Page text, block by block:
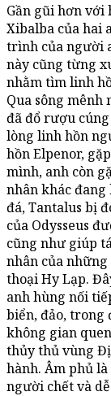
Gần gũi hơn
Xibalba của hai
trình của người
này cũng từng
nhằm tìm linh
Qua sông mênh
đã đổ rượu
lòng linh hồn
hồn Elpenor,
mình, anh còn
nhân khác
đá, Tantalus bị
của Odysseus
cũng như giúp
nhân của
thoại Hy Lạp.
anh hùng nối
biển, đảo, trong
không gian
thủy thủ vùng
hành. Âm phủ
người chết và